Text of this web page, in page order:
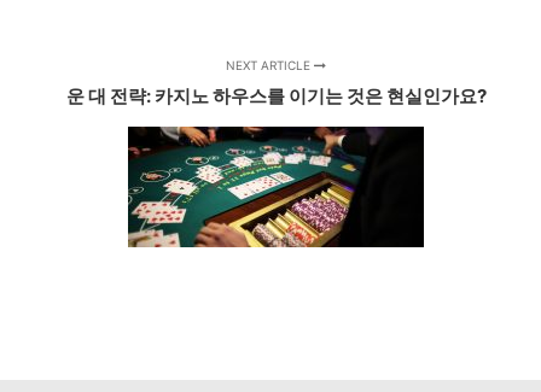
NEXT ARTICLE
운 대 전략: 카지노 하우스를 이기는 것은 현실인가요?